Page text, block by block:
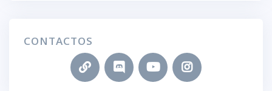
CONTACTOS